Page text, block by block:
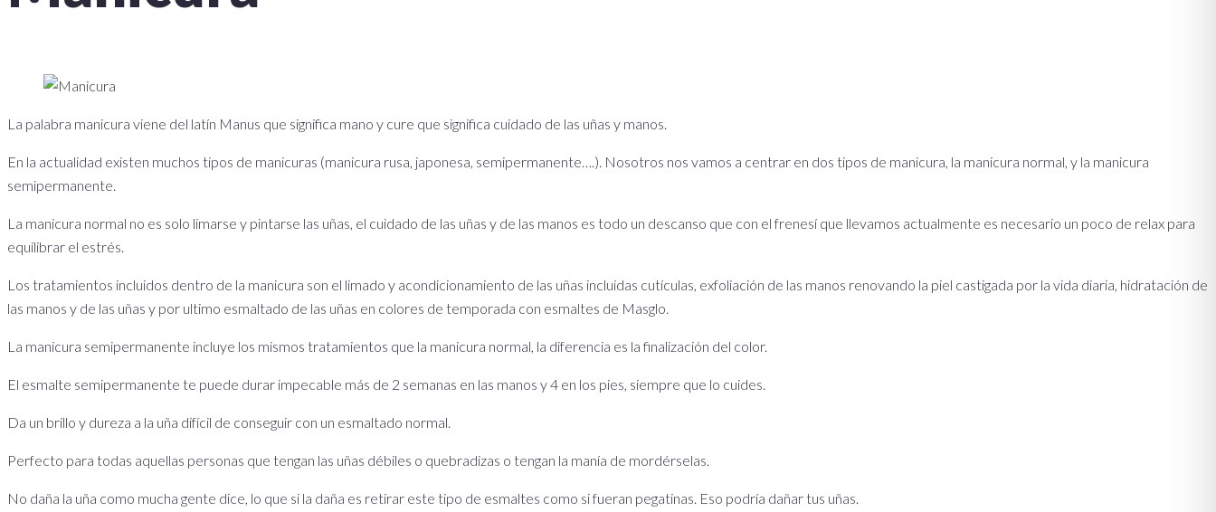
La palabra manicura viene del latín Manus que significa mano y cure que significa cuidado de las uñas y manos.
En la actualidad existen muchos tipos de manicuras (manicura rusa, japonesa, semipermanente….). Nosotros nos vamos a centrar en dos tipos de manicura, la manicura normal, y la manicura
semipermanente.
La manicura normal no es solo limarse y pintarse las uñas, el cuidado de las uñas y de las manos es todo un descanso que con el frenesí que llevamos actualmente es necesario un poco de relax para
equilibrar el estrés.
Los tratamientos incluidos dentro de la manicura son el limado y acondicionamiento de las uñas incluidas cutículas, exfoliación de las manos renovando la piel castigada por la vida diaria, hidratación de
las manos y de las uñas y por ultimo esmaltado de las uñas en colores de temporada con esmaltes de Masglo.
La manicura semipermanente incluye los mismos tratamientos que la manicura normal, la diferencia es la finalización del color.
El esmalte semipermanente te puede durar impecable más de 2 semanas en las manos y 4 en los pies, siempre que lo cuides.
Da un brillo y dureza a la uña difícil de conseguir con un esmaltado normal.
Perfecto para todas aquellas personas que tengan las uñas débiles o quebradizas o tengan la manía de mordérselas.
No daña la uña como mucha gente dice, lo que si la daña es retirar este tipo de esmaltes como si fueran pegatinas. Eso podría dañar tus uñas.